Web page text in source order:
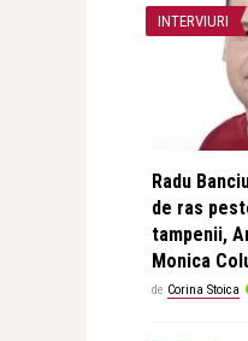
INTERVIURI
Radu
de ras
tampenii,
Monica
de Corina Stoica